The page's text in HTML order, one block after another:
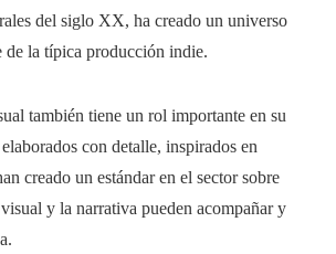
del siglo XX, ha creado un universo
de la típica producción indie.
también tiene un rol importante en su
con detalle, inspirados en
creado un estándar en el sector sobre
y la narrativa pueden acompañar y